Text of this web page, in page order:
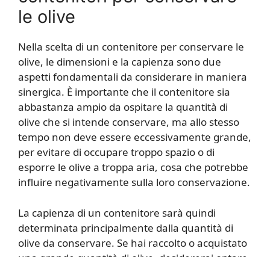
le olive
Nella scelta di un contenitore per conservare le
olive, le dimensioni e la capienza sono due
aspetti fondamentali da considerare in maniera
sinergica. È importante che il contenitore sia
abbastanza ampio da ospitare la quantità di
olive che si intende conservare, ma allo stesso
tempo non deve essere eccessivamente grande,
per evitare di occupare troppo spazio o di
esporre le olive a troppa aria, cosa che potrebbe
influire negativamente sulla loro conservazione.
La capienza di un contenitore sarà quindi
determinata principalmente dalla quantità di
olive da conservare. Se hai raccolto o acquistato